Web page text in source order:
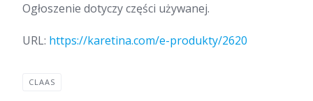
Ogłoszenie dotyczy części używanej.
URL: https://karetina.com/e-produkty/2620
CLAAS